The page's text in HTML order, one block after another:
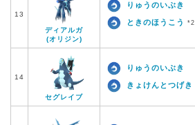
13
ディアルガ
(オリジン)
りゅうのいぶき
ときのほうこう *2
14
セグレイブ
りゅうのいぶき
きょけんとつげき